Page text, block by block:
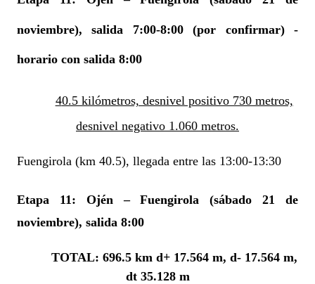
noviembre), salida 7:00-8:00 (por confirmar) -
horario con salida 8:00
40.5 kilómetros, desnivel positivo 730 metros,
desnivel negativo 1.060 metros.
Fuengirola (km 40.5), llegada entre las 13:00-13:30
Etapa 11: Ojén – Fuengirola (sábado 21 de
noviembre), salida 8:00
TOTAL: 696.5 km d+ 17.564 m, d- 17.564 m,
dt 35.128 m